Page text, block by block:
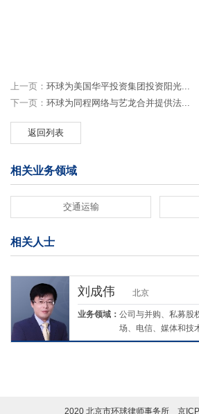
上一页： 环球为美国华平投资集团投资阳光...
下一页： 环球为同程网络与艺龙合并提供法...
返回列表
相关业务领域
交通运输
相关人士
刘成伟 北京
业务领域： 公司与并购、私募股
场、电信、媒体和技
医疗、环境、社会与
2020 北京市环球律师事务所 京